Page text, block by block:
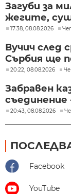
Загуби за
жегите,
17:38, 08.08.2026
Вучич след
Сърбия ще
20:22, 08.08.2026
Забравен
съединение
20:43, 08.08.2026
Facebook
YouTube